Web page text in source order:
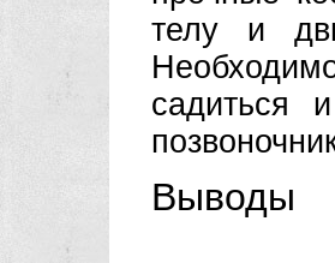
телу и
садиться
Выводы